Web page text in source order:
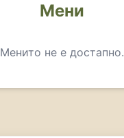
Мени
Менито не е достапно.